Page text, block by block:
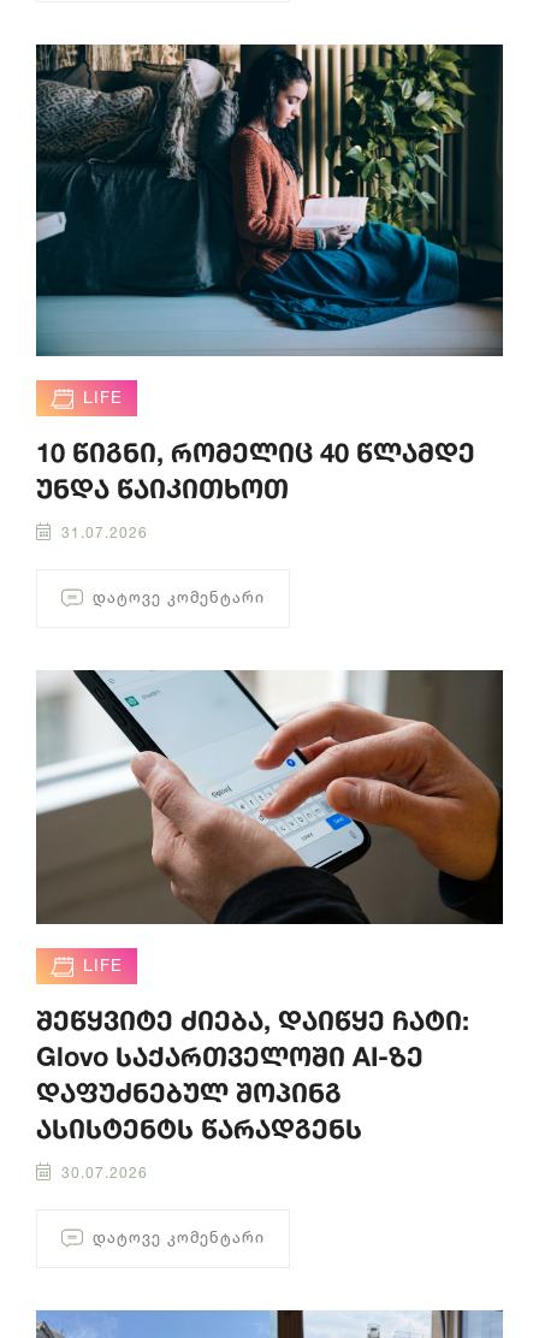
LIFE
10 წიგნი, რომელიც 40 წლამდე
უნდა წაიკითხოთ
31.07.2026
ᲓᲐᲢᲝᲕᲔ ᲙᲝᲛᲔᲜᲢᲐᲠᲘ
LIFE
შეწყვიტე ძიება, დაიწყე ჩატი:
Glovo საქართველოში AI-ზე
დაფუძნებულ შოპინგ
ასისტენტს წარადგენს
30.07.2026
ᲓᲐᲢᲝᲕᲔ ᲙᲝᲛᲔᲜᲢᲐᲠᲘ